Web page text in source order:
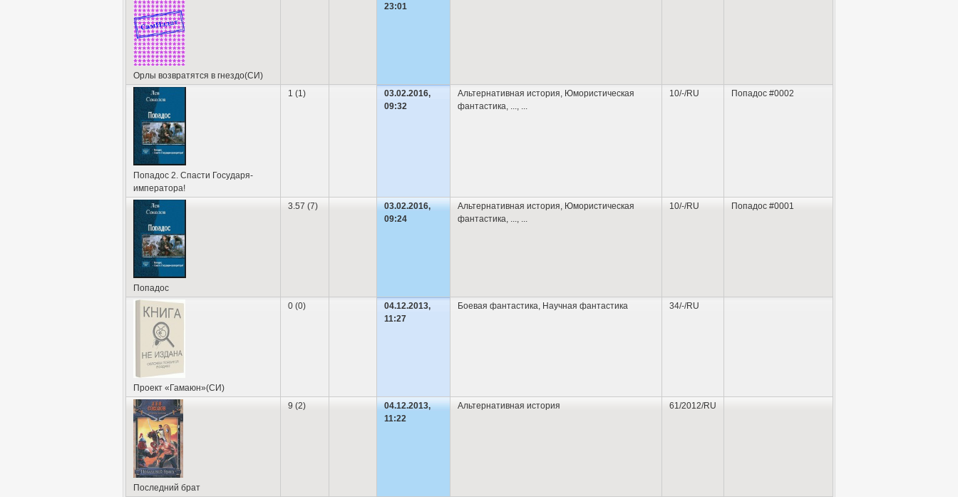
Орлы возвратятся в гнездо(СИ)
23:01
Попадос 2. Спасти Государя-
императора!
1 (1)
03.02.2016,
09:32
Альтернативная история Юмористическая
фантастика
10/-/RU Попадос #0002
Попадос
3.57 (7)
03.02.2016,
09:24
Альтернативная история Юмористическая
фантастика
10/-/RU Попадос #0001
Проект «Гамаюн»(СИ)
0 (0)
04.12.2013,
11:27
Боевая фантастика Научная фантастика 34/-/RU
Последний брат
9 (2)
04.12.2013,
11:22
Альтернативная история 61/2012/RU